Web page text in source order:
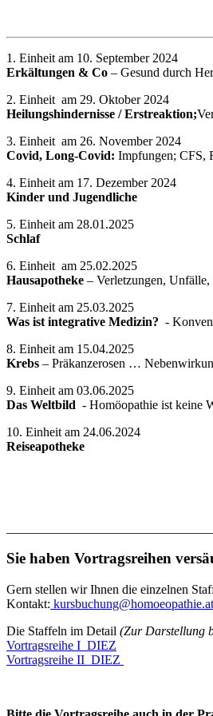
1. Einheit am 10. September 2024
Erkältungen & Co – Gesund durch
2. Einheit am 29. Oktober 2024
Heilungshindernisse / Erstreaktion;
3. Einheit am 26. November 2024
Covid, Long-Covid: Impfungen; CFS,
4. Einheit am 17. Dezember 2024
Kinder und Jugendliche
5. Einheit am 28.01.2025
Schlaf
6. Einheit am 25.02.2025
Hausapotheke – Verletzungen,
7. Einheit am 25.03.2025
Was ist integrative Medizin? -
8. Einheit am 15.04.2025
Krebs – Präkanzerosen …
9. Einheit am 03.06.2025
Das Weltbild - Homöopathie ist keine
10. Einheit am 24.06.2024
Reiseapotheke
Sie haben Vortragsreihen
Gern stellen wir Ihnen die einzelnen
Kontakt: kursbuchung@homoeopathie.at
Die Staffeln im Detail (Zur Darstellung
Vortragsreihe I_DIEZ
Vortragsreihe II_DIEZ